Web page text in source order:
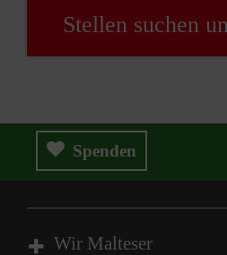
Stellen suchen
Spenden
Wir Malteser